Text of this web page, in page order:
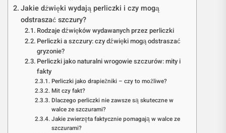
Jakie dźwięki wydają perliczki i czy mogą
odstraszać szczury?
Rodzaje dźwięków wydawanych przez perliczki
Perliczki a szczury: czy dźwięki mogą odstraszać
gryzonie?
Perliczki jako naturalni wrogowie szczurów: mity i
fakty
Perliczki jako drapieżniki – czy to możliwe?
Mit czy fakt?
Dlaczego perliczki nie zawsze są skuteczne w
walce ze szczurami?
Jakie zwierzęta faktycznie pomagają w walce ze
szczurami?